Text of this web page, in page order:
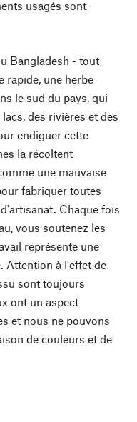
usagés sont
Bangladesh - tout
rapide, une herbe
le sud du pays, qui
des rivières et des
endiguer cette
la récoltent
une mauvaise
fabriquer toutes
Chaque fois
vous soutenez les
représente une
Attention à l'effet de
sont toujours
ont un aspect
et nous ne pouvons
de couleurs et de